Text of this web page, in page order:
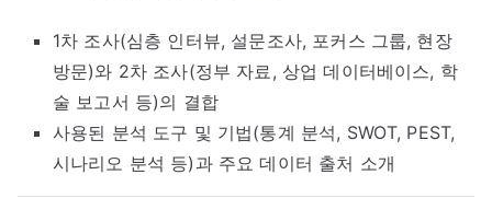
1차 조사(심층 인터뷰, 설문조사, 포커스 그룹, 현장
방문)와 2차 조사(정부 자료, 상업 데이터베이스, 학
술 보고서 등)의 결합
사용된 분석 도구 및 기법(통계 분석, SWOT, PEST,
시나리오 분석 등)과 주요 데이터 출처 소개